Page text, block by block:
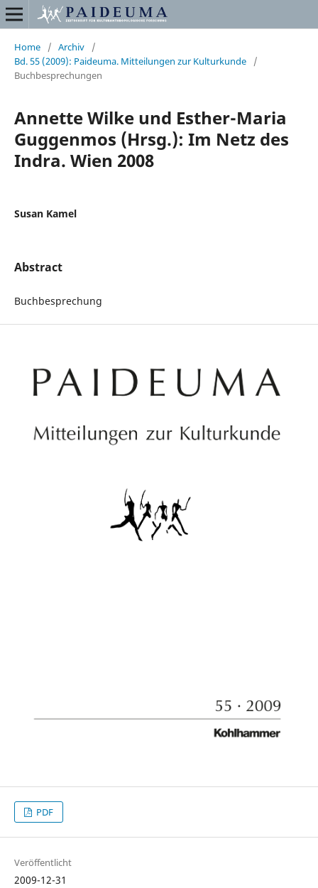
Home / Archiv
/
Bd. 55 (2009): Paideuma. Mitteilungen zur Kulturkunde
/
Buchbesprechungen
Annette Wilke und Esther-Maria
Guggenmos (Hrsg.): Im Netz des
Indra. Wien 2008
Susan Kamel
Abstract
Buchbesprechung
PDF
Veröffentlicht
2009-12-31